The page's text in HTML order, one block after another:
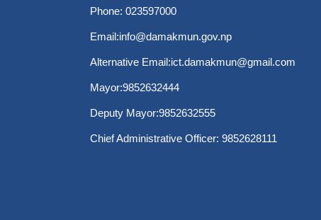
Phone: 023597000
Email:info@damakmun.gov.np
Alternative Email:ict.damakmun@gmail.com
Mayor:9852632444
Deputy Mayor:9852632555
Chief Administrative Officer: 9852628111